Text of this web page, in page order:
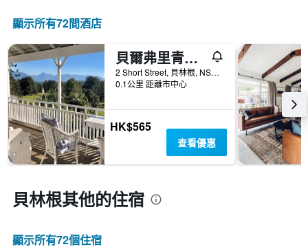
表
具
有
1
條
X
軸，
顯
示
一
週
中
各
天
表
顯示所有72間酒店
貝爾弗里青年旅舍
2 Short Street, 貝林根, NSW, 澳洲
0.1公里 距離市中心
HK$565
查看優惠
貝林根​其他的住宿
顯示所有72​個住宿